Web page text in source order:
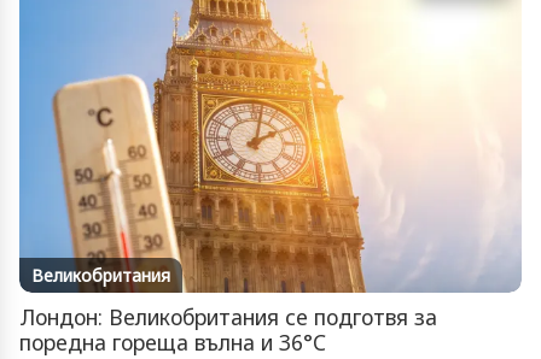
Великобритания
Лондон: Великобритания се подготвя за
поредна гореща вълна и 36°C